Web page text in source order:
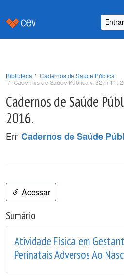
Entrar
Biblioteca
Cadernos de Saúde Pública
Cadernos de Saúde Pública v. 32, n 11,
Cadernos de Saúde
2016.
Em Cadernos de Saúde
Acessar
Sumário
Atividade Física em
Perinatais Adversos Ao